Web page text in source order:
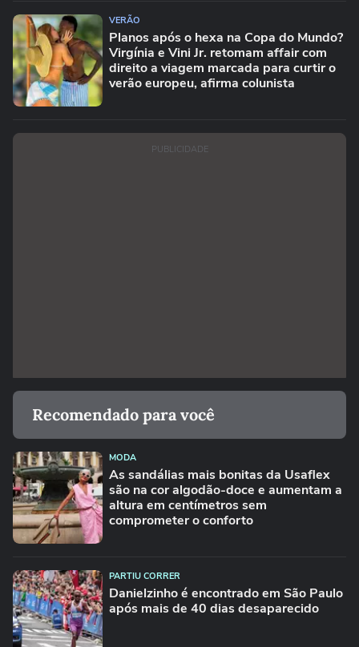
VERÃO
Planos após o hexa na Copa do Mundo?
Virgínia e Vini Jr. retomam affair com
direito a viagem marcada para curtir o
verão europeu, afirma colunista
PUBLICIDADE
Recomendado para você
MODA
As sandálias mais bonitas da Usaflex
são na cor algodão-doce e aumentam a
altura em centímetros sem
comprometer o conforto
PARTIU CORRER
Danielzinho é encontrado em São Paulo
após mais de 40 dias desaparecido